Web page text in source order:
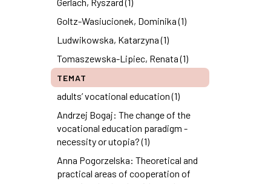
Goltz-Wasiucionek, Dominika (1)
Ludwikowska, Katarzyna (1)
Tomaszewska-Lipiec, Renata (1)
TEMAT
adults’ vocational education (1)
Andrzej Bogaj: The change of the
vocational education paradigm -
necessity or utopia? (1)
Anna Pogorzelska: Theoretical and
practical areas of cooperation of